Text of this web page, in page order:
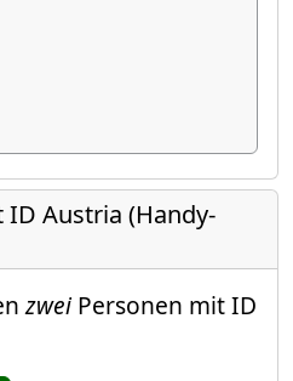
Austria (Handy-
zweiPersonen mit ID